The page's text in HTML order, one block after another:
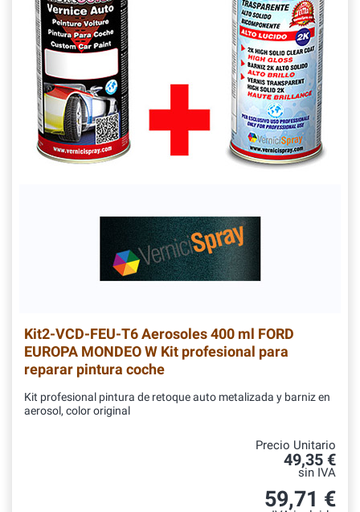
Kit2-VCD-FEU-T6Aerosoles 400 ml FORD
EUROPA MONDEO W Kit profesional para
reparar pintura coche
Kit profesional pintura de retoque auto metalizada y barniz en
aerosol, color original
Precio Unitario
49,35 €
sin IVA
59,71 €